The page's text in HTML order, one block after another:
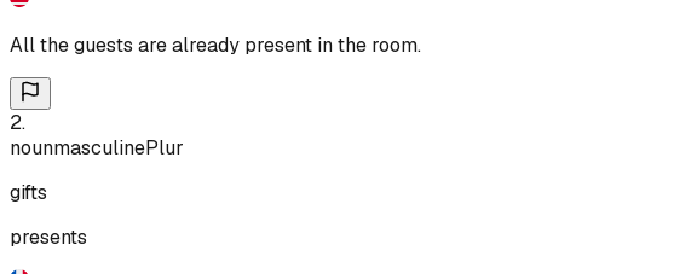
All the guests are already present in the room.
2.
nounmasculinePlur
gifts
presents